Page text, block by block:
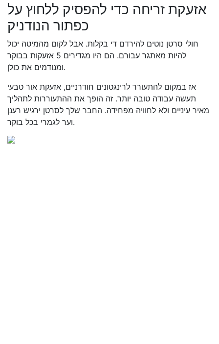
אזעקת זריחה כדי להפסיק ללחוץ על
כפתור הנודניק
חולי סרטן נוטים להירדם די בקלות. אבל לקום מהמיטה יכול
להיות מאתגר עבורם. הם היו מגדירים 5 אזעקות בבוקר
ומנודמים את כולן.
אז במקום להתעורר לרינגטונים חודרניים, אזעקת אור טבעי
תעשה עבודה טובה יותר. זה הופך את ההתעוררות לתהליך
מאיר עיניים ולא לחוויה מפחידה. החבר שלך לסרטן ירגיש רענן
וער לגמרי בכל בוקר.